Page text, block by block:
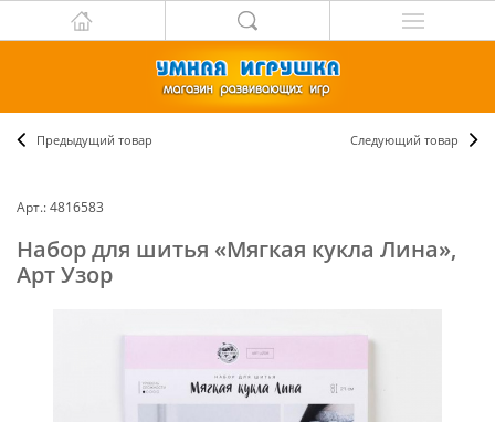
Предыдущий товар Следующий товар
Арт.: 4816583
Набор для шитья «Мягкая кукла Лина»,
Арт Узор